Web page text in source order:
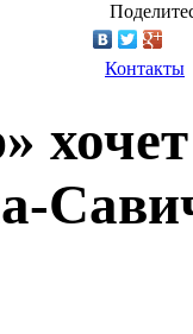
Контакты